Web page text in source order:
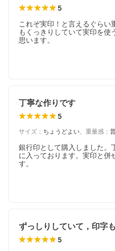
5
これぞ実印！と言えるぐらい
もくっきりしていて実印を使
思います。
丁寧な作りです
5
サイズ ： ちょうどよい、 重量感 ：
銀行印として購入しました。
に入っております。実印と併
す。
5